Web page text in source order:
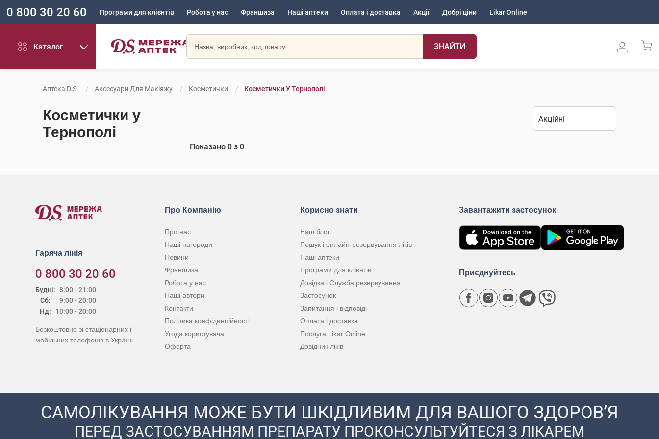
0 800 30 20 60 Програми для клієнтів Робота у нас Франшиза Наші аптеки Оплата і доставка Акції Добрі ціни Likar Online
Каталог ЗНАЙТИ
Аптека D.S. Аксесуари Для Макіяжу Косметички Косметички У Тернополі
Косметички у
Тернополі
Показано 0 з 0
Гаряча лінія
0 800 30 20 60
Будні:
Сб:
Нд:
8:00 - 21:00
9:00 - 20:00
10:00 - 20:00
Безкоштовно зі стаціонарних і
мобільних телефонів в Україні
Про Компанію
Про нас
Наші нагороди
Новини
Франшиза
Робота у нас
Наші автори
Контакти
Політика конфіденційності
Угода користувача
Оферта
Корисно знати
Наш блог
Пошук і онлайн-резервування ліків
Наші аптеки
Програми для клієнтів
Довідка і Служба резервування
Застосунок
Запитання і відповіді
Оплата і доставка
Послуга Likar Online
Довідник ліків
Завантажити застосунок
Приєднуйтесь
САМОЛІКУВАННЯ МОЖЕ БУТИ ШКІДЛИВИМ ДЛЯ ВАШОГО ЗДОРОВ’Я
ПЕРЕД ЗАСТОСУВАННЯМ ПРЕПАРАТУ ПРОКОНСУЛЬТУЙТЕСЯ З ЛІКАРЕМ